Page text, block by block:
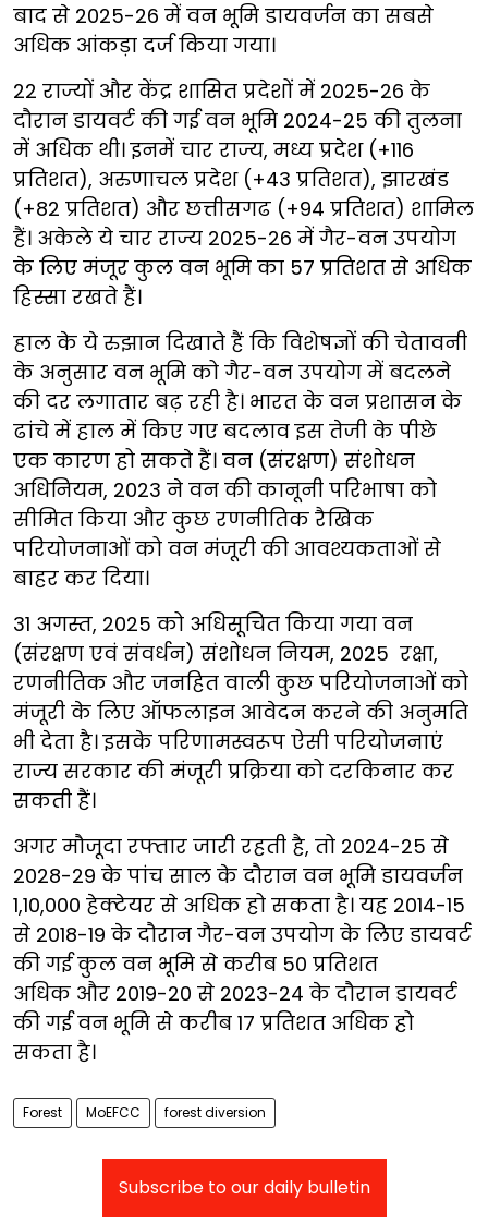
बाद से 2025-26 में वन भूमि डायवर्जन का सबसे
अधिक आंकड़ा दर्ज किया गया।
22 राज्यों और केंद्र शासित प्रदेशों में 2025-26 के
दौरान डायवर्ट की गई वन भूमि 2024-25 की तुलना
में अधिक थी। इनमें चार राज्य, मध्य प्रदेश (+116
प्रतिशत), अरुणाचल प्रदेश (+43 प्रतिशत), झारखंड
(+82 प्रतिशत) और छत्तीसगढ (+94 प्रतिशत) शामिल
हैं। अकेले ये चार राज्य 2025-26 में गैर-वन उपयोग
के लिए मंजूर कुल वन भूमि का 57 प्रतिशत से अधिक
हिस्सा रखते हैं।
हाल के ये रुझान दिखाते हैं कि विशेषज्ञों की चेतावनी
के अनुसार वन भूमि को गैर-वन उपयोग में बदलने
की दर लगातार बढ़ रही है। भारत के वन प्रशासन के
ढांचे में हाल में किए गए बदलाव इस तेजी के पीछे
एक कारण हो सकते हैं। वन (संरक्षण) संशोधन
अधिनियम, 2023 ने वन की कानूनी परिभाषा को
सीमित किया और कुछ रणनीतिक रैखिक
परियोजनाओं को वन मंजूरी की आवश्यकताओं से
बाहर कर दिया।
31 अगस्त, 2025 को अधिसूचित किया गया वन
(संरक्षण एवं संवर्धन) संशोधन नियम, 2025 रक्षा,
रणनीतिक और जनहित वाली कुछ परियोजनाओं को
मंजूरी के लिए ऑफलाइन आवेदन करने की अनुमति
भी देता है। इसके परिणामस्वरूप ऐसी परियोजनाएं
राज्य सरकार की मंजूरी प्रक्रिया को दरकिनार कर
सकती हैं।
अगर मौजूदा रफ्तार जारी रहती है, तो 2024-25 से
2028-29 के पांच साल के दौरान वन भूमि डायवर्जन
1,10,000 हेक्टेयर से अधिक हो सकता है। यह 2014-15
से 2018-19 के दौरान गैर-वन उपयोग के लिए डायवर्ट
की गई कुल वन भूमि से करीब 50 प्रतिशत
अधिक और 2019-20 से 2023-24 के दौरान डायवर्ट
की गई वन भूमि से करीब 17 प्रतिशत अधिक हो
सकता है।
Forest MoEFCC forest diversion
Subscribe to our daily bulletin